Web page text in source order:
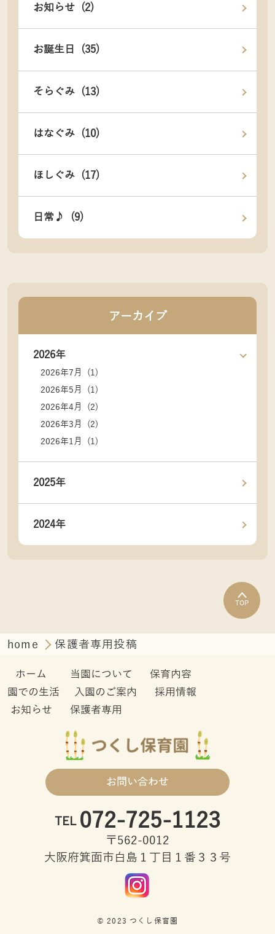
お知らせ (2)
お誕生日 (35)
そらぐみ (13)
はなぐみ (10)
ほしぐみ (17)
日常♪ (9)
アーカイブ
2026年
2026年7月 (1)
2026年5月 (1)
2026年4月 (2)
2026年3月 (2)
2026年1月 (1)
2025年
2024年
TOP
home 保護者専用投稿
ホーム 当園について
保育内容
園での生活
入園のご案内
採用情報
お知らせ
保護者専用
お問い合わせ
TEL 072-725-1123
〒562-0012
大阪府箕面市白島１丁目１番３３号
© 2023 つくし保育園